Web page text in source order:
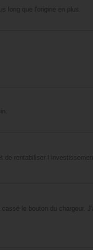
long que l'origine en plus.
rentabiliser l
le bouton du chargeur.